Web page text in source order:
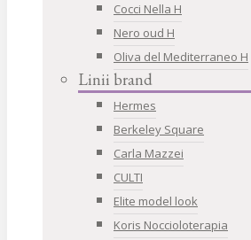
Cocci Nella H
Nero oud H
Oliva del Mediterraneo H
Linii brand
Hermes
Berkeley Square
Carla Mazzei
CULTI
Elite model look
Koris Noccioloterapia